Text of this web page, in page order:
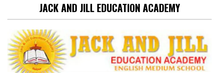
JACK AND JILL EDUCATION ACADEMY